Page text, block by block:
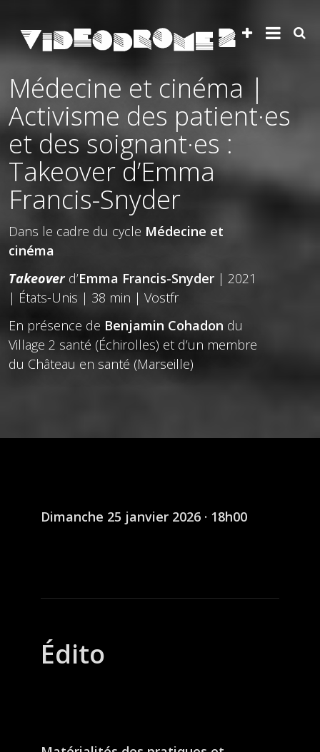
Médecine et cinéma |
Activisme des patient·es
et des soignant·es :
Takeover d’Emma
Francis-Snyder
Dans le cadre du cycle Médecine et
cinéma
Takeoverd’Emma Francis-Snyder | 2021
| États-Unis | 38 min | Vostfr
En présence de Benjamin Cohadon du
Village 2 santé (Échirolles) et d’un membre
du Château en santé (Marseille)
Dimanche 25 janvier 2026 · 18h00
Édito